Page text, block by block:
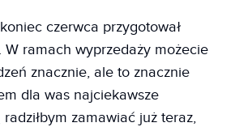
czerwca przygotował
W ramach wyprzedaży możecie
znacznie, ale to znacznie
dla was najciekawsze
zamawiać już teraz,